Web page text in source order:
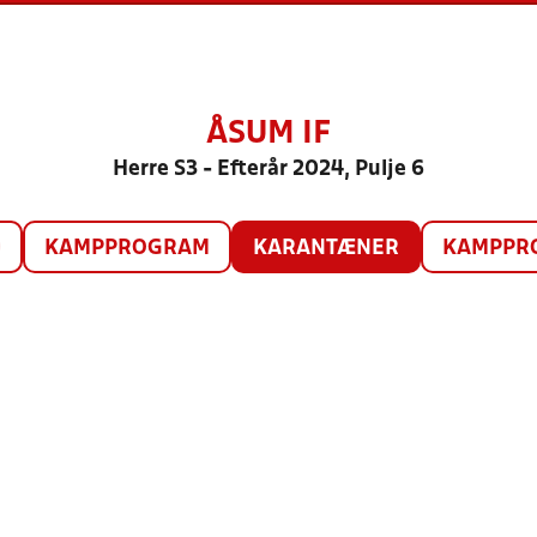
ÅSUM IF
Herre S3 - Efterår 2024, Pulje 6
KAMPPROGRAM KARANTÆNER